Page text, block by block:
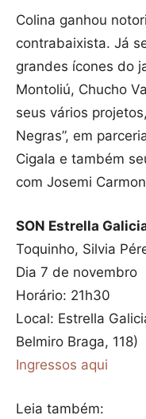
Colina ganhou
contrabaixista. Já
grandes ícones do
Montoliú, Chucho
seus vários
Negras”, em
Cigala e também
com Josemi
SON Estrella
Toquinho, Silvia
Dia 7 de novembro
Horário: 21h30
Local: Estrella
Belmiro Braga, 118)
Ingressos aqui
Leia também: